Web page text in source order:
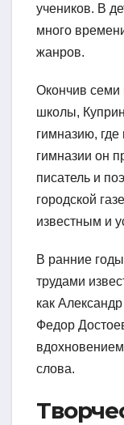
учеников. В
много
жанров.
Окончив семи
школы,
гимназию,
гимназии он
писатель и
городской
известным и
В ранние
трудами
как
Федор
слова.